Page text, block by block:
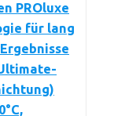
PROluxe
für lang